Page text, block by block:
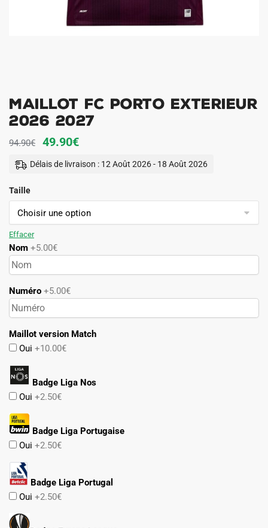
Maillot FC Porto Exterieur
2026 2027
94.90€
Le
prix
94.90€.
49.90€Le
prix
49.90€.
Délais de livraison : 12 Août 2026 - 18 Août 2026
Taille
Effacer
Nom +5.00€
Numéro +5.00€
Maillot version Match
Oui +10.00€
Badge Liga Nos
Oui +2.50€
Badge Liga Portugaise
Oui +2.50€
Badge Liga Portugal
Oui +2.50€